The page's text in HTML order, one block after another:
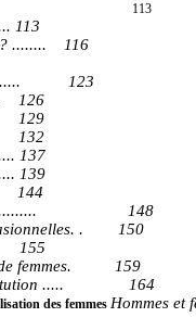
................. 113
113
........ 116
123
126
129
132
137
139
144
148
. 150
155
de femmes. 159
..... 164
des femmesHommes